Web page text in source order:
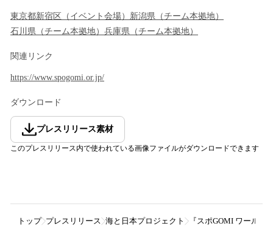
東京都新宿区 （ イベント会場） 新潟県 （チーム本拠地）
石川県 （チーム本拠地） 兵庫県 （チーム本拠地）
関連リンク
https://www.spogomi.or.jp/
ダウンロード
プレスリリース素材
このプレスリリース内で使われている画像ファイルがダウンロードできます
トップ プレスリリース 海と日本プロジェクト 『スポGOMI ワール